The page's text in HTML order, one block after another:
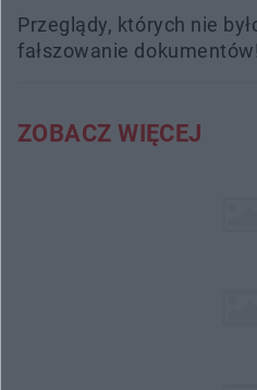
Przeglądy, których nie
fałszowanie dokumentów!
ZOBACZ WIĘCEJ